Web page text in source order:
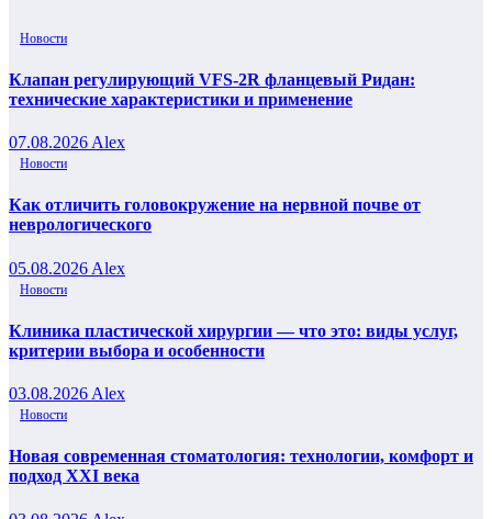
Новости
Клапан регулирующий VFS-2R фланцевый Ридан:
технические характеристики и применение
07.08.2026 Alex
Новости
Как отличить головокружение на нервной почве от
неврологического
05.08.2026 Alex
Новости
Клиника пластической хирургии — что это: виды услуг,
критерии выбора и особенности
03.08.2026 Alex
Новости
Новая современная стоматология: технологии, комфорт и
подход XXI века